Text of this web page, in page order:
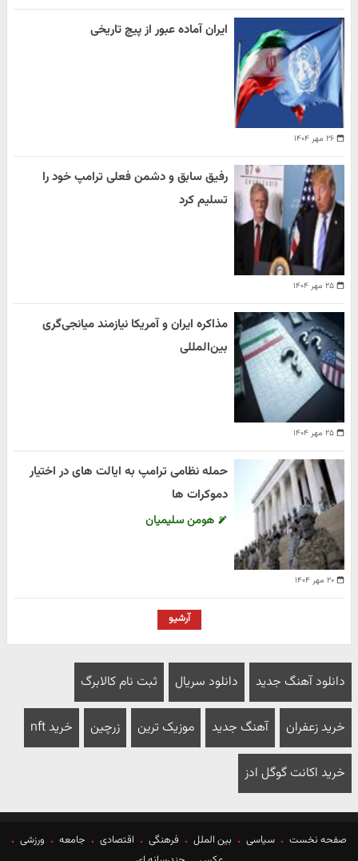
۲۶ مهر ۱۴۰۴
ایران آماده عبور از پیچ تاریخی
۲۵ مهر ۱۴۰۴
رفیق سابق و دشمن فعلی ترامپ خود را
تسلیم کرد
۲۵ مهر ۱۴۰۴
مذاکره ایران و آمریکا نیازمند میانجی‌گری
بین‌المللی
۲۰ مهر ۱۴۰۴
حمله نظامی ترامپ به ایالت های در اختیار
دموکرات ها
هومن سلیمیان
آرشیو
دانلود آهنگ جدید دانلود سریال ثبت نام کالابرگ
خرید زعفران آهنگ جدید موزیک ترین زرچین خرید nft
خرید اکانت گوگل ادز
صفحه نخست سیاسی بین الملل فرهنگی اقتصادی جامعه
ورزشی